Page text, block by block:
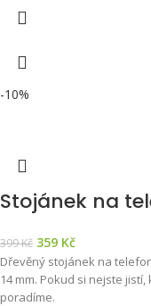
-10%
Stojánek na
399Kč 359 Kč
Dřevěný stojánek na
14 mm. Pokud si nejste
poradíme.